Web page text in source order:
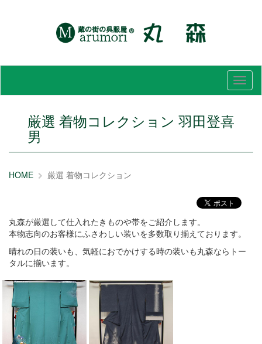
メ
ニ
厳選 着物コレクション 羽田登喜
男
HOME 厳選 着物コレクション
丸森が厳選して仕入れたきものや帯をご紹介します。
本物志向のお客様にふさわしい装いを多数取り揃えております。
晴れの日の装いも、気軽におでかけする時の装いも丸森ならトー
タルに揃います。